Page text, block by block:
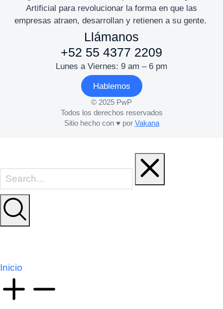
Artificial para revolucionar la forma en que las
empresas atraen, desarrollan y retienen a su gente.
Llámanos
+52 55 4377 2209
Lunes a Viernes: 9 am – 6 pm
Hablemos
© 2025 PwP
Todos los derechos reservados
Sitio hecho con ♥ por Vakana
Inicio